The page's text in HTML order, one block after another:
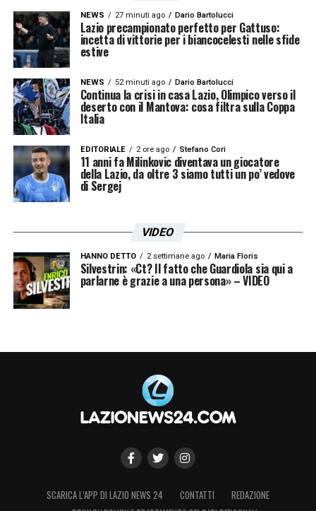
alle big della Spagna.
Diversa è la situazione relativa a Luis
Henrique: il brasiliano, pur avendo avuto
molto spazio a disposizione,non ha mai
pienamente convintoe Chivu cerca
qualcuno di più affidabile sull’esterno. Il
problema è rappresentato dalla somma
investita nemmeno un anno dai nerazzurri: il
24enne è stato pagato oltre venti milioni di
una minusvalenza.
A destra si cambia dunque, anche perché è
da rifare con un grande obiettivo: Marco
Palestra per il quale bisognerà convincere
NEWS 27 minuti ago Dario Bartolucci
Lazio precampionato perfetto per Gattuso:
incetta di vittorie per i biancocelesti nelle sfide
estive
NEWS 52 minuti ago Dario Bartolucci
Continua la crisi in casa Lazio, Olimpico verso il
deserto con il Mantova: cosa filtra sulla Coppa
Italia
EDITORIALE 2 ore ago Stefano Cori
11 anni fa Milinkovic diventava un giocatore
della Lazio, da oltre 3 siamo tutti un po’ vedove
di Sergej
VIDEO
HANNO DETTO 2 settimane ago Maria Floris
Silvestrin: «Ct? Il fatto che Guardiola sia qui a
parlarne è grazie a una persona» – VIDEO
SCARICA L’APP DI LAZIO NEWS 24 CONTATTI
REDAZIONE